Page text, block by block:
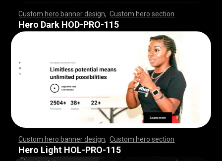
Custom hero banner design ,Custom hero section
,,,,,,,,,,,,,,,,,,,,,,,,,,,,,, ,,,,,,,,,,,,,,,,,,,,,,,
,,,,,,,,,,,,,,,,,,,,,,,,,,,,,, ,,,,,,,,,,,,,,,,,,,,,,
Hero Dark HOD-PRO-115
Custom hero banner design ,Custom hero section
,,,,,,,,,,,,,,,,,,,,,,,,,,,,,, ,,,,,,,,,,,,,,,,,,,,,,,
,,,,,,,,,,,,,,,,,,,,,,,,,,,,,, ,,,,,,,,,,,,,,,,,,,,,,
Hero Light HOL-PRO-115